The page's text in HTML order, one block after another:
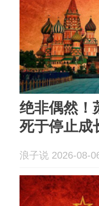
绝非偶然！
死于停止成
浪子说 2026-08-